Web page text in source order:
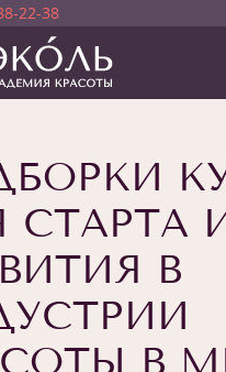
22-38
СТАРТА
В
В